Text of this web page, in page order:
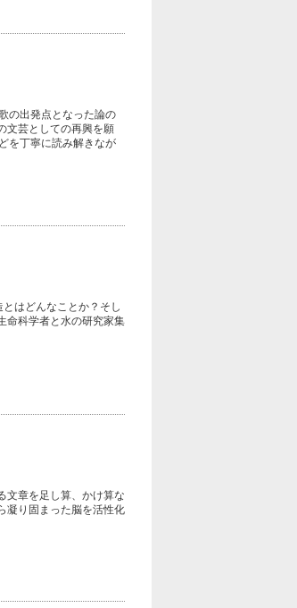
の出発点となった論の
文芸としての再興を願
を丁寧に読み解きなが
はどんなことか？そし
命科学者と水の研究家集
文章を足し算、かけ算な
凝り固まった脳を活性化